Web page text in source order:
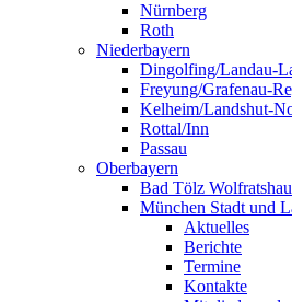
Nürnberg
Roth
Niederbayern
Dingolfing/Landau-
Freyung/Grafenau-
Kelheim/Landshut-
Rottal/Inn
Passau
Oberbayern
Bad Tölz
München Stadt und
Aktuelles
Berichte
Termine
Kontakte